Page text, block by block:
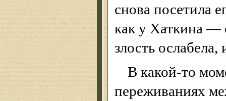
снова посетила
как у Хаткина —
злость
В какой-то
переживаниях